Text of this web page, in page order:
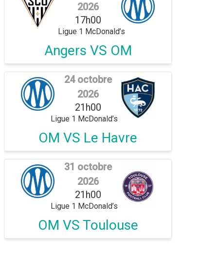
2026
17h00
Ligue 1 McDonald’s
Angers VS OM
24 octobre
2026
21h00
Ligue 1 McDonald’s
OM VS Le Havre
31 octobre
2026
21h00
Ligue 1 McDonald’s
OM VS Toulouse